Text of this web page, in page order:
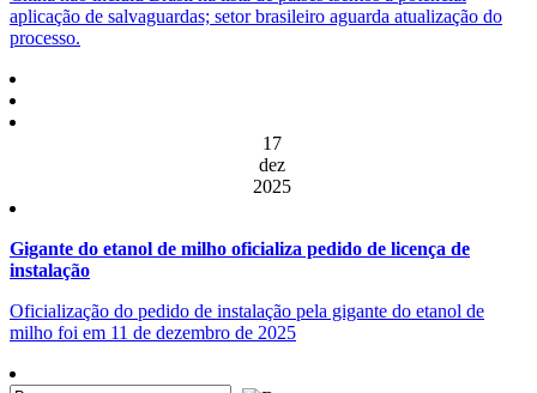
aplicação de salvaguardas; setor brasileiro aguarda atualização do
processo.
17
dez
2025
Gigante do etanol de milho oficializa pedido de licença de
instalação
Oficialização do pedido de instalação pela gigante do etanol de
milho foi em 11 de dezembro de 2025